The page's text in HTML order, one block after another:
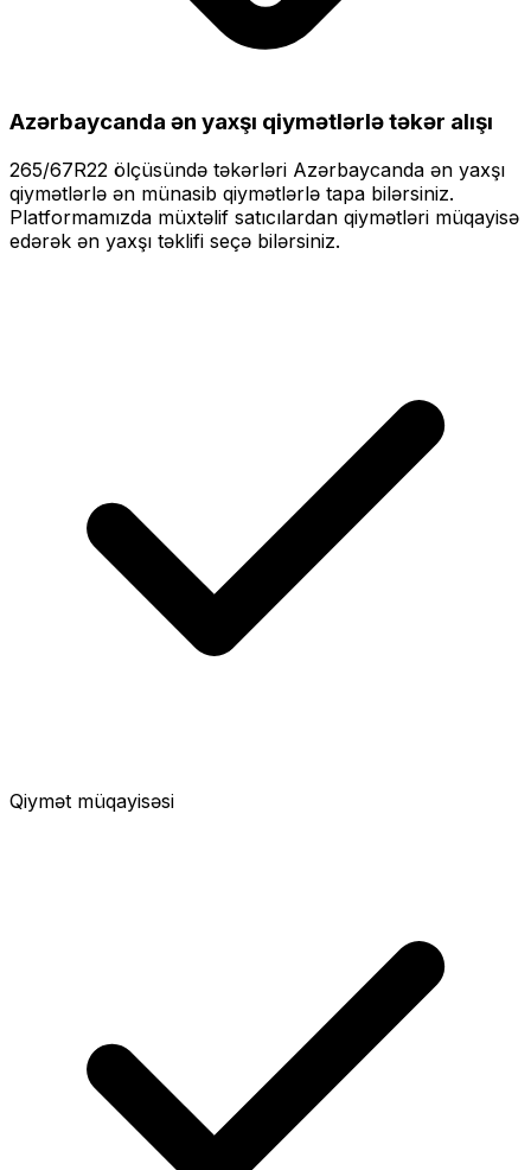
Azərbaycanda ən yaxşı qiymətlərlətəkər alışı
265/67R22 ölçüsündə təkərləri Azərbaycanda ən yaxşı
qiymətlərlə ən münasib qiymətlərlə tapa bilərsiniz.
Platformamızda müxtəlif satıcılardan qiymətləri müqayisə
edərək ən yaxşı təklifi seçə bilərsiniz.
Qiymət müqayisəsi